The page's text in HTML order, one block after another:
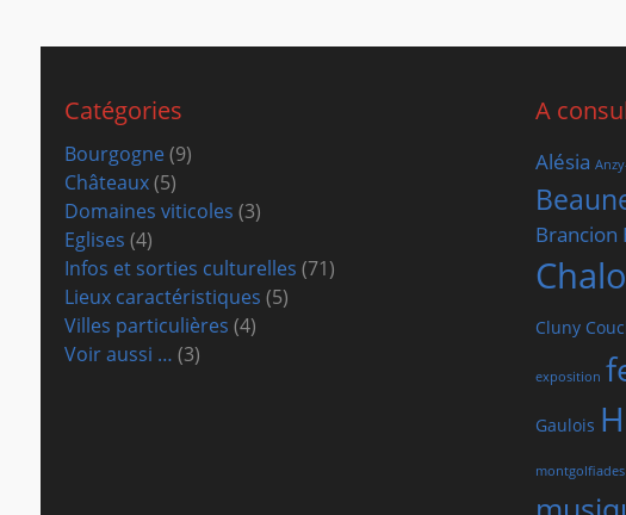
Catégories
Bourgogne (9)
Châteaux(5)
Domaines viticoles (3)
Eglises (4)
Infos et sorties culturelles (71)
Lieux caractéristiques (5)
Villes particulières (4)
Voir aussi … (3)
A
Alésia
Brancion
Cluny
exposition
Gaulois
montgolfiades